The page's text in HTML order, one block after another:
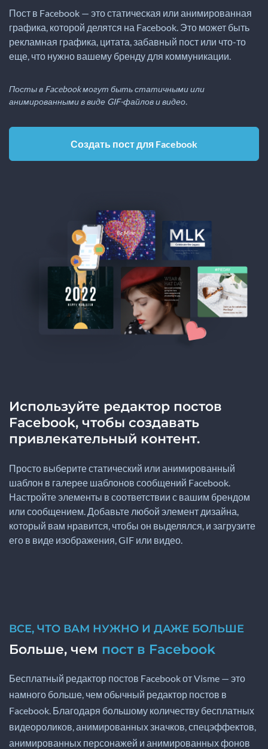
Пост в Facebook — это статическая или анимированная
графика, которой делятся на Facebook. Это может быть
рекламная графика, цитата, забавный пост или что-то
еще, что нужно вашему бренду для коммуникации.
Посты в Facebook могут быть статичными или
анимированными в виде GIF-файлов и видео.
Создать пост для Facebook
Используйте редактор постов
Facebook, чтобы создавать
привлекательный контент.
Просто выберите статический или анимированный
шаблон в галерее шаблонов сообщений Facebook.
Настройте элементы в соответствии с вашим брендом
или сообщением. Добавьте любой элемент дизайна,
который вам нравится, чтобы он выделялся, и загрузите
его в виде изображения, GIF или видео.
ВСЕ, ЧТО ВАМ НУЖНО И ДАЖЕ БОЛЬШЕ
Больше, чем пост в Facebook
Бесплатный редактор постов Facebook от Visme — это
намного больше, чем обычный редактор постов в
Facebook. Благодаря большому количеству бесплатных
видеороликов, анимированных значков, спецэффектов,
анимированных персонажей и анимированных фонов